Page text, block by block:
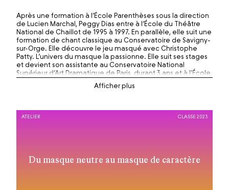
Après une formation à l’École Parenthèses sous la direction
de Lucien Marchal, Peggy Dias entre à l’École du Théâtre
National de Chaillot de 1995 à 1997. En parallèle, elle suit une
formation de chant classique au Conservatoire de Savigny-
sur-Orge. Elle découvre le jeu masqué avec Christophe
Patty. L’univers du masque la passionne. Elle suit ses stages
et devient son assistante au Conservatoire National
Supérieur d’Art Dramatique de Paris, durant 3 ans et à l'École
Supérieure d’Art Dramatique de Paris.
Dandin » et dernièrement dans « L’Avare ». Puis, elle
régulièrement avec la compagnie Acidu et la compagnie
Art Tout Chaud.
Du masque neutre au masque de caractère
ATELIER CLASSE 2023